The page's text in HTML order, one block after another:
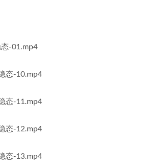
-01.mp4
态-10.mp4
态-11.mp4
态-12.mp4
态-13.mp4